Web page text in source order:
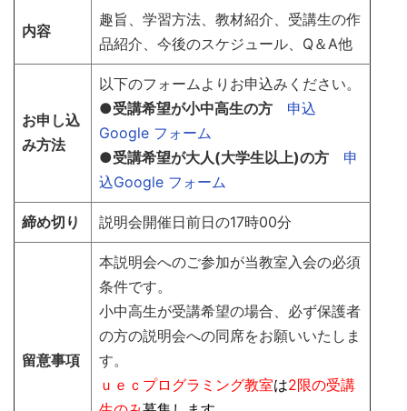
内容
趣旨、学習方法、教材紹介、受講生の作
品紹介、今後のスケジュール、Q＆A他
お申し込
み方法
以下のフォームよりお申込みください。
●受講希望が小中高生の方 申込
Google フォーム
●受講希望が大人(大学生以上)の方
申
込Google フォーム
締め切り 説明会開催日前日の17時00分
留意事項
本説明会へのご参加が当教室入会の必須
条件です。
小中高生が受講希望の場合、必ず保護者
の方の説明会への同席をお願いいたしま
す。
ｕｅｃプログラミング教室は2限の受講